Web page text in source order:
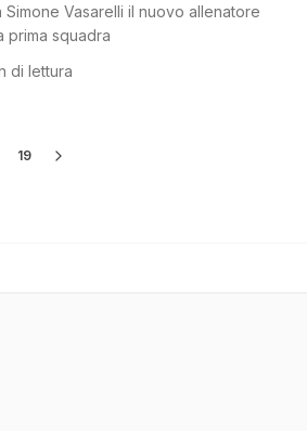
Simone Vasarelli il nuovo allenatore
prima squadra
di lettura
19